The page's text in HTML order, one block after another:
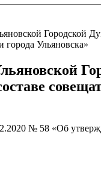
Городской
Ульяновска»
№ 58 «Об